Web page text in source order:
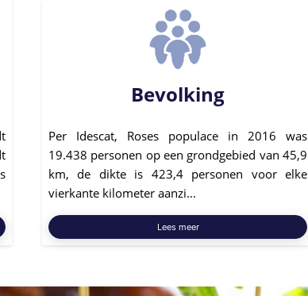
Bevolking
Per Idescat, Roses populace in 2016 was
19.438 personen op een grondgebied van 45,9
km, de dikte is 423,4 personen voor elke
vierkante kilometer aanzi...
Lees meer